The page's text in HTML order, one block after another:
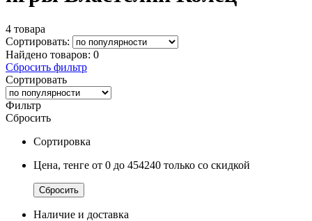
4 товара
Сортировать:
Найдено товаров: 0
Сбросить фильтр
Сортировать
Фильтр
Сбросить
Сортировка
Цена, тенге от 0 до 454240 только со скидкой
Сбросить
Наличие и доставка